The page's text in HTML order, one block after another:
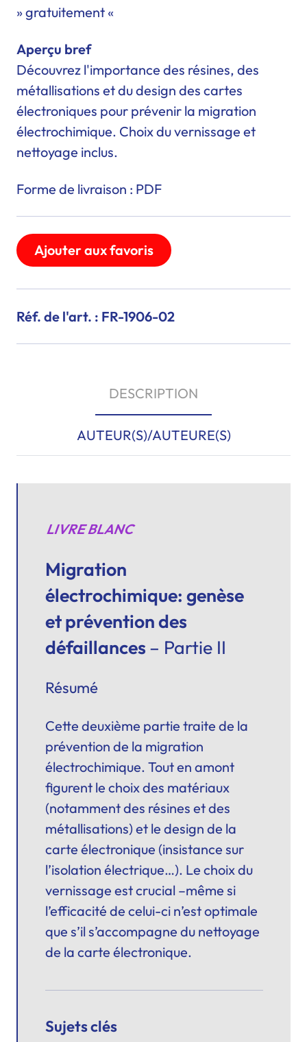
» gratuitement «
Aperçu bref
Découvrez l'importance des résines, des
métallisations et du design des cartes
électroniques pour prévenir la migration
électrochimique. Choix du vernissage et
nettoyage inclus.
Forme de livraison : PDF
Ajouter aux favoris
Réf. de l'art. : FR-1906-02
DESCRIPTION
AUTEUR(S)/AUTEURE(S)
LIVRE BLANC
Migration
électrochimique: genèse
et prévention des
défaillances – Partie II
Résumé
Cette deuxième partie traite de la
prévention de la migration
électrochimique. Tout en amont
figurent le choix des matériaux
(notamment des résines et des
métallisations) et le design de la
carte électronique (insistance sur
l’isolation électrique…). Le choix du
vernissage est crucial –même si
l’efficacité de celui-ci n’est optimale
que s’il s’accompagne du nettoyage
de la carte électronique.
Sujets clés